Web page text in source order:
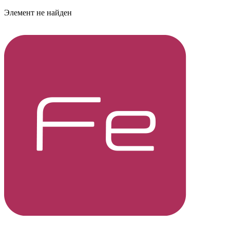
Элемент не найден